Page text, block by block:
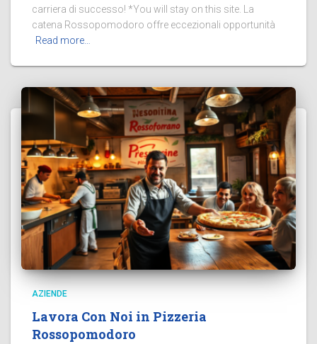
carriera di successo! *You will stay on this site. La
catena Rossopomodoro offre eccezionali opportunità
Read more…
AZIENDE
Lavora Con Noi in Pizzeria
Rossopomodoro